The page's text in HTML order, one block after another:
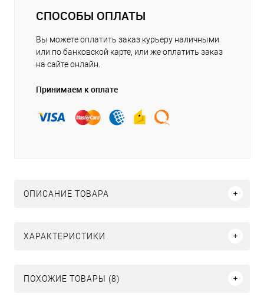
СПОСОБЫ ОПЛАТЫ
Вы можете оплатить заказ курьеру наличными
или по банковской карте, или же оплатить заказ
на сайте онлайн.
Принимаем к оплате
ОПИСАНИЕ ТОВАРА
ХАРАКТЕРИСТИКИ
ПОХОЖИЕ ТОВАРЫ (8)